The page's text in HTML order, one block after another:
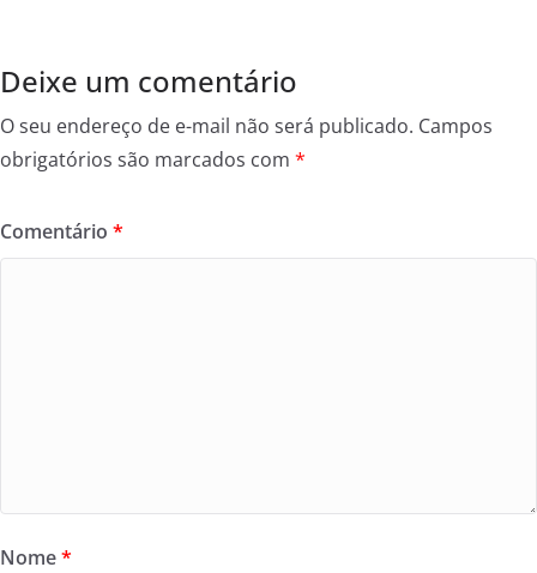
Deixe um comentário
O seu endereço de e-mail não será publicado. Campos
obrigatórios são marcados com *
Comentário *
Nome*